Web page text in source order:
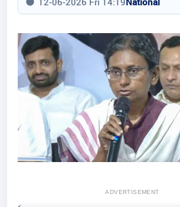
ADVERTISEMENT